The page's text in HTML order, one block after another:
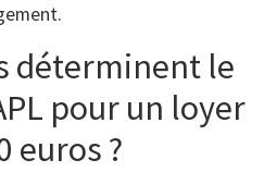
déterminent le
pour un loyer
euros ?